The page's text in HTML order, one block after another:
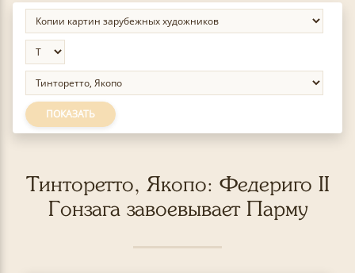
ПОКАЗАТЬ
Тинторетто, Якопо: Федериго II
Гонзага завоевывает Парму